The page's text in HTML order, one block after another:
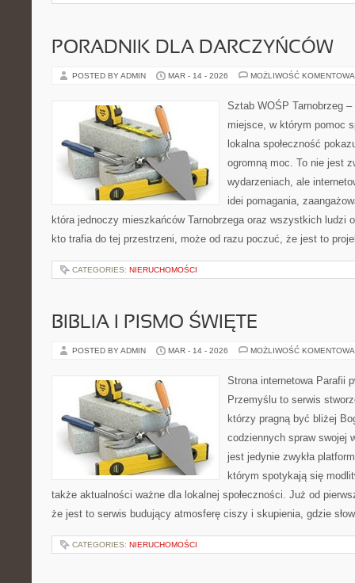
PORADNIK DLA DARCZYŃCÓW
POSTED BY ADMIN MAR - 14 - 2026 MOŻLIWOŚĆ
Sztab WOŚP Tarnobrzeg
miejsce, w którym pomoc
lokalna społeczność
ogromną moc. To nie jest
wydarzeniach, ale
idei pomagania,
która jednoczy mieszkańców Tarnobrzega oraz wszystkich ludzi
kto trafia do tej przestrzeni, może od razu poczuć, że jest to
CATEGORIES: NIERUCHOMOŚCI
BIBLIA I PISMO ŚWIĘTE
POSTED BY ADMIN MAR - 14 - 2026 MOŻLIWOŚĆ
Strona internetowa Parafii
Przemyślu to serwis
którzy pragną być bliżej
codziennych spraw swojej
jest jedynie zwykła
którym spotykają się
także aktualności ważne dla lokalnej społeczności. Już od
że jest to serwis budujący atmosferę ciszy i skupienia, gdzie
CATEGORIES: NIERUCHOMOŚCI